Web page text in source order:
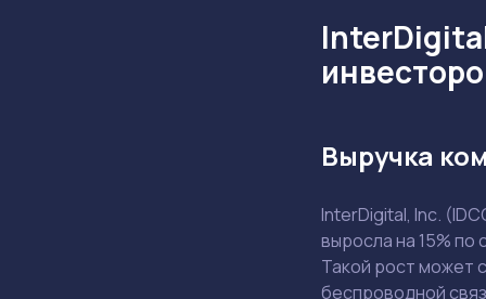
Выручка
InterDigital, Inc.
выросла на 15%
Такой рост может
беспроводной